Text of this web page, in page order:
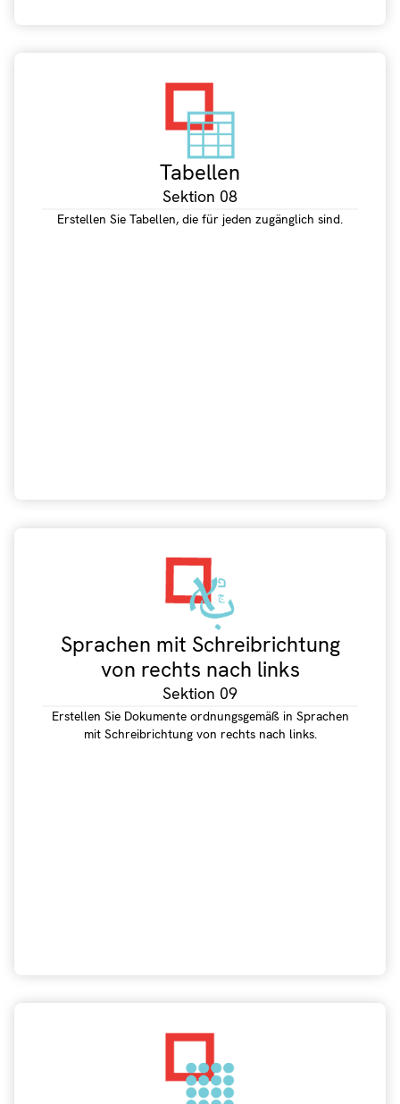
Tabellen
Sektion 08
Erstellen Sie Tabellen, die für jeden zugänglich sind.
Sprachen mit Schreibrichtung
von rechts nach links
Sektion 09
Erstellen Sie Dokumente ordnungsgemäß in Sprachen
mit Schreibrichtung von rechts nach links.